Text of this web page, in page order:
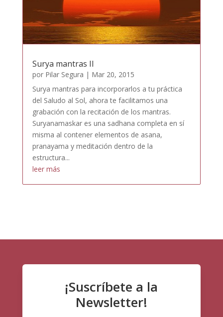
Surya mantras II
por Pilar Segura | Mar 20, 2015
Surya mantras para incorporarlos a tu práctica
del Saludo al Sol, ahora te facilitamos una
grabación con la recitación de los mantras.
Suryanamaskar es una sadhana completa en sí
misma al contener elementos de asana,
pranayama y meditación dentro de la
estructura...
leer más
¡Suscríbete a la
Newsletter!